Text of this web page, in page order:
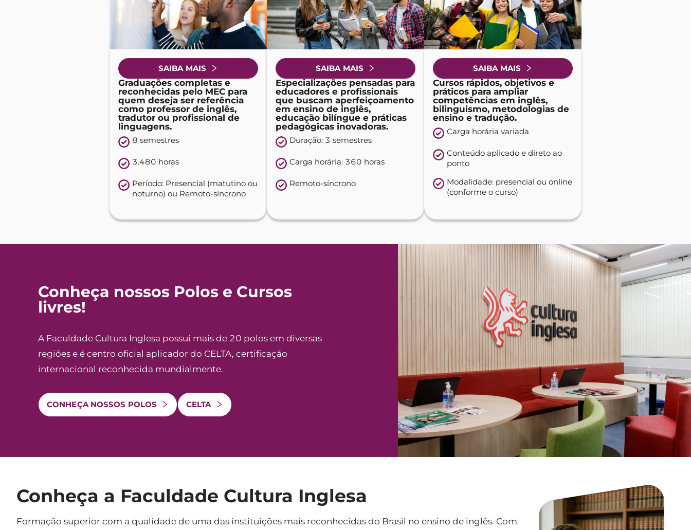
SAIBA MAIS
Graduações completas e
reconhecidas pelo MEC para
quem deseja ser referência
como professor de inglês,
tradutor ou profissional de
linguagens.
8 semestres​
3.480 horas
Período: Presencial (matutino ou
noturno) ou Remoto-síncrono
SAIBA MAIS
Especializações pensadas para
educadores e profissionais
que buscam aperfeiçoamento
em ensino de inglês,
educação bilíngue e práticas
pedagógicas inovadoras.
Duração: 3 semestres​
Carga horária: 360 horas
Remoto-síncrono
SAIBA MAIS
Cursos rápidos, objetivos e
práticos para ampliar
competências em inglês,
bilinguismo, metodologias de
ensino e tradução.
Carga horária variada
Conteúdo aplicado e direto ao
ponto
Modalidade: presencial ou online
(conforme o curso)
Conheça nossos Polos e Cursos
livres!
A Faculdade Cultura Inglesa possui mais de 20 polos em diversas
regiões e é centro oficial aplicador do CELTA, certificação
internacional reconhecida mundialmente.
CONHEÇA NOSSOS POLOS CELTA
Conheça a Faculdade Cultura Inglesa
Formação superior com a qualidade de uma das instituições mais reconhecidas do Brasil no ensino de inglês. Com